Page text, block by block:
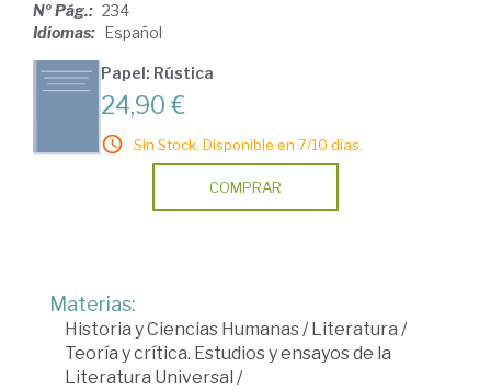
Nº Pág.: 234
Idiomas: Español
Papel: Rústica
24,90 €
Sin Stock. Disponible en 7/10 días.
COMPRAR
Materias:
Historia y Ciencias Humanas/ Literatura /
Teoría y crítica. Estudios y ensayos de la
Literatura Universal /